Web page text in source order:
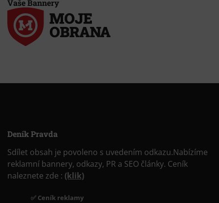
Vaše Bannery
Deník Pravda
Sdílet obsah je povoleno s uvedením odkazu.Nabízíme
reklamní bannery, odkazy, PR a SEO články. Ceník
naleznete zde : (klik)
✅ Ceník reklamy